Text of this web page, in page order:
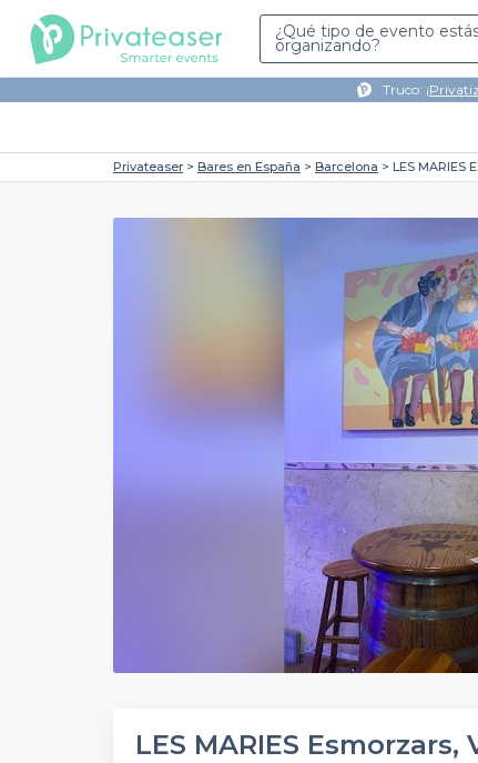
¿Qué tipo de evento
organizando?
Truco: ¡
Privateaser Bares en España Barcelona LES MARIES
LES MARIES